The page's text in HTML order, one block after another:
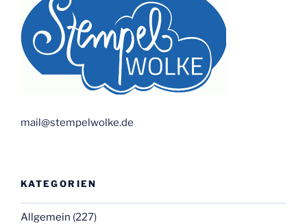
mail@stempelwolke.de
KATEGORIEN
Allgemein (227)